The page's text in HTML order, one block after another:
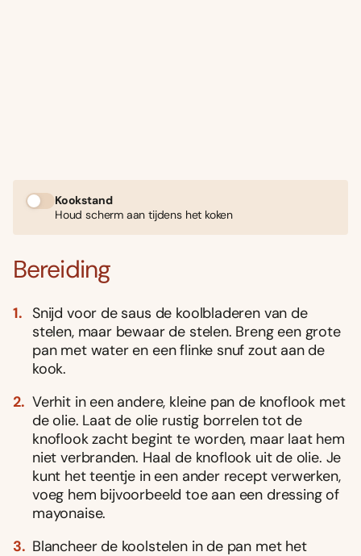
Kookstand
Houd scherm aan tijdens het koken
Bereiding
Snijd voor de saus de koolbladeren van de
stelen, maar bewaar de stelen. Breng een grote
pan met water en een flinke snuf zout aan de
kook.
Verhit in een andere, kleine pan de knoflook met
de olie. Laat de olie rustig borrelen tot de
knoflook zacht begint te worden, maar laat hem
niet verbranden. Haal de knoflook uit de olie. Je
kunt het teentje in een ander recept verwerken,
voeg hem bijvoorbeeld toe aan een dressing of
mayonaise.
Blancheer de koolstelen in de pan met het